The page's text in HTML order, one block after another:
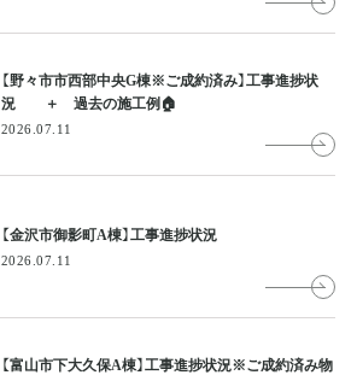
【野々市市西部中央G棟※ご成約済み】工事進捗状
況 ＋ 過去の施工例🏠
2026.07.11
【金沢市御影町A棟】工事進捗状況
2026.07.11
【富山市下大久保A棟】工事進捗状況※ご成約済み物